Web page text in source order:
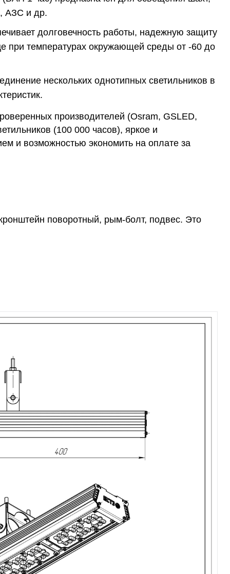
АЗС и др.
долговечность работы, надежную защиту
при температурах окружающей среды от -60 до
нескольких однотипных светильников в
производителей (Osram, GSLED,
(100 000 часов), яркое и
и возможностью экономить на оплате за
поворотный, рым-болт, подвес. Это